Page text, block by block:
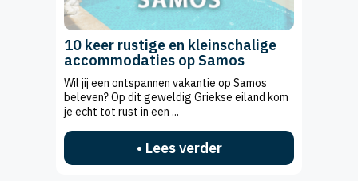
10 keer rustige en kleinschalige
accommodaties op Samos
Wil jij een ontspannen vakantie op Samos
beleven? Op dit geweldig Griekse eiland kom
je echt tot rust in een ...
• Lees verder